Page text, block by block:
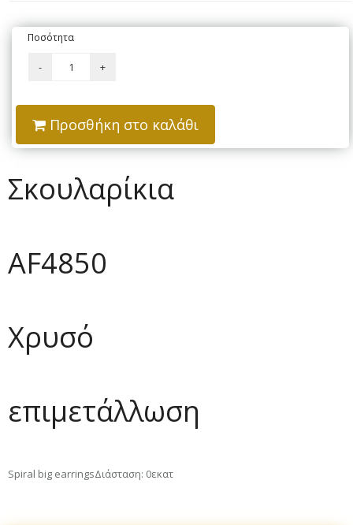
Ποσότητα
Προσθήκη στο καλάθι
Σκουλαρίκια
AF4850
Χρυσό
επιμετάλλωση
Spiral big earringsΔιάσταση: 0εκατ